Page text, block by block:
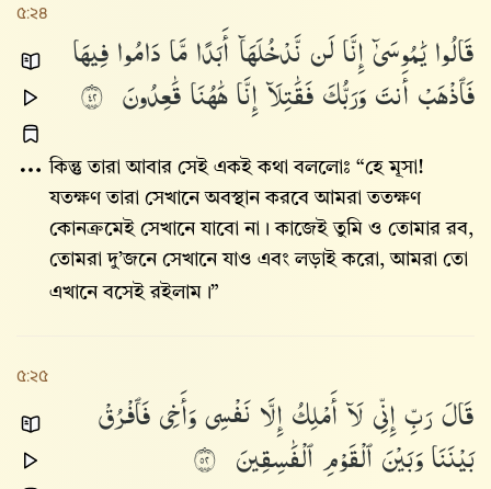
৫:২৪
قَالُوا۟يَٰمُوسَىٰٓإِنَّالَننَّدْخُلَهَآأَبَدًامَّادَامُوا۟فِيهَا
فَٱذْهَبْأَنتَوَرَبُّكَفَقَٰتِلَآإِنَّاهَٰهُنَاقَٰعِدُونَ ٢٤
কিন্তু তারা আবার সেই একই কথা বললোঃ “হে মূসা!
যতক্ষণ তারা সেখানে অবস্থান করবে আমরা ততক্ষণ
কোনক্রমেই সেখানে যাবো না। কাজেই তুমি ও তোমার রব,
তোমরা দু’জনে সেখানে যাও এবং লড়াই করো, আমরা তো
এখানে বসেই রইলাম।”
৫:২৫
قَالَرَبِّإِنِّىلَآأَمْلِكُإِلَّانَفْسِىوَأَخِىفَٱفْرُقْ
بَيْنَنَاوَبَيْنَٱلْقَوْمِٱلْفَٰسِقِينَ ٢٥